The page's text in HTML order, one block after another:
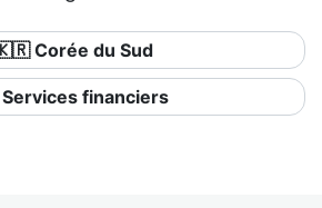
Corée du Sud
Services financiers